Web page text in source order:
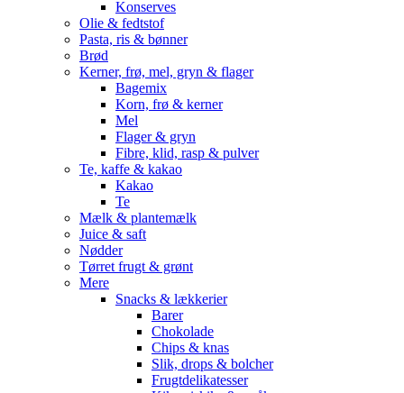
Konserves
Olie & fedtstof
Pasta, ris & bønner
Brød
Kerner, frø, mel, gryn & flager
Bagemix
Korn, frø & kerner
Mel
Flager & gryn
Fibre, klid, rasp & pulver
Te, kaffe & kakao
Kakao
Te
Mælk & plantemælk
Juice & saft
Nødder
Tørret frugt & grønt
Mere
Snacks & lækkerier
Barer
Chokolade
Chips & knas
Slik, drops & bolcher
Frugtdelikatesser